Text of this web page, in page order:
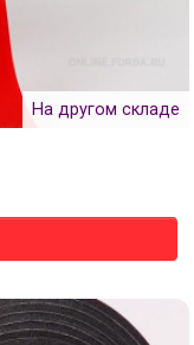
На другом складе